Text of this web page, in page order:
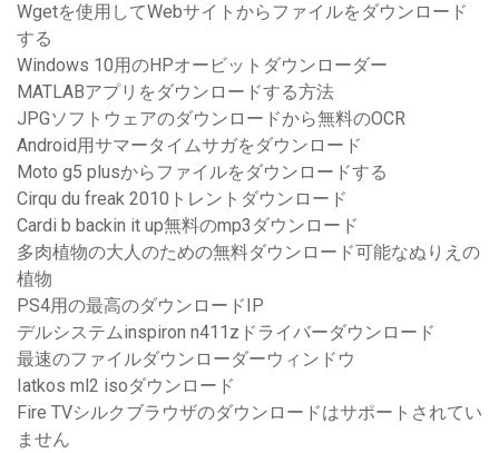
Wgetを使用してWebサイトからファイルをダウンロード
する
Windows 10用のHPオービットダウンローダー
MATLABアプリをダウンロードする方法
JPGソフトウェアのダウンロードから無料のOCR
Android用サマータイムサガをダウンロード
Moto g5 plusからファイルをダウンロードする
Cirqu du freak 2010トレントダウンロード
Cardi b backin it up無料のmp3ダウンロード
多肉植物の大人のための無料ダウンロード可能なぬりえの
植物
PS4用の最高のダウンロードIP
デルシステムinspiron n411zドライバーダウンロード
最速のファイルダウンローダーウィンドウ
Iatkos ml2 isoダウンロード
Fire TVシルクブラウザのダウンロードはサポートされてい
ません